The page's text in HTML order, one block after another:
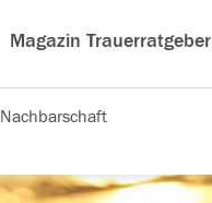
Magazin Trauerratgeber
Nachbarschaft